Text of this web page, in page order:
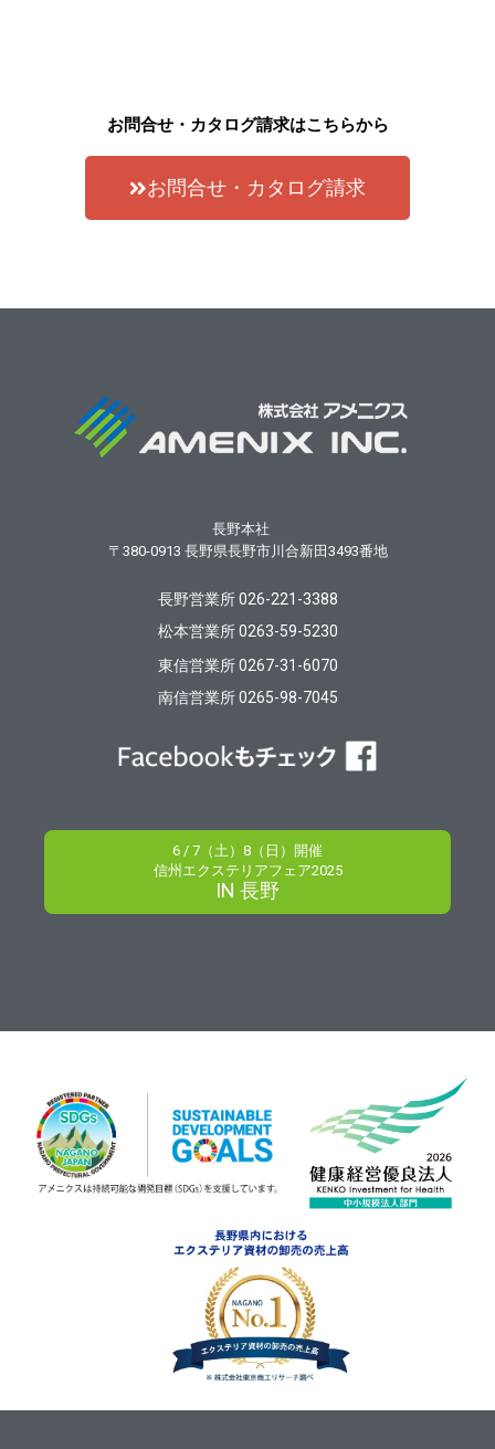
お問合せ・カタログ請求はこちらから
お問合せ・カタログ請求
長野本社
〒380-0913 長野県長野市川合新田3493番地
長野営業所 026-221-3388
松本営業所 0263-59-5230
東信営業所 0267-31-6070
南信営業所 0265-98-7045
6 / 7（土）8（日）開催
信州エクステリアフェア2025
IN 長野